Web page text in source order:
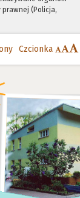
(Policja,
Czcionka